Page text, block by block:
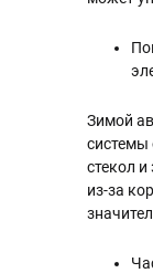
Зимой
системы
стекол
из-за